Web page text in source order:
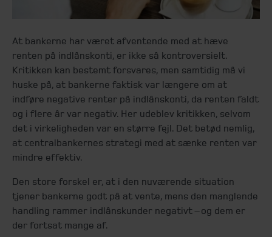
At bankerne har været afventende med at hæve
renten på indlånskonti, er ikke så kontroversielt.
Kritikken kan bestemt forsvares, men samtidig må vi
huske på, at bankerne faktisk var længere om at
indføre negative renter på indlånskonti, da renten faldt
og i flere år var negativ. Her udeblev kritikken, selvom
det i virkeligheden var en større fejl. Det betød nemlig,
at centralbankernes strategi med at sænke renten var
mindre effektiv.
Den store forskel er, at i den nuværende situation
tjener bankerne godt på at vente, mens den manglende
handling rammer indlånskunder negativt – og dem er
der fortsat mange af.